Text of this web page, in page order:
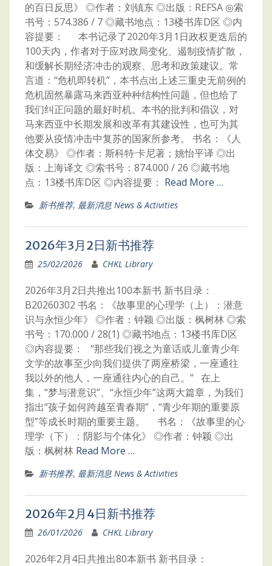
的百日反思》 ◎作者：刘镇东 ◎出版：REFSA ◎索
书号：574.386 / 7 ◎藏书地点：13楼书库D区 ◎内
容提要： 本书记录了2020年3月1日政权更迭后的
100天内，作者对于应对政局变化、遏制疫情扩散，
和缓解长期经济冲击的观察、思考和政策建议。常
言道：“危机即转机”，本书点出上述三重史无前例的
危机固然暴露马来西亚种种结构性问题，但也给了
我们纠正问题的最好时机。本书的批判和倡议，对
马来西亚中长期发展和改革有其建设性，也可为其
他要从疫情冲击中复苏的国家所参考。 书名：《人
体交易》 ◎作者：斯科特·卡尼著；姚怡平译 ◎出
版：上海译文 ◎索书号：874.000 / 26 ◎藏书地
点：13楼书库D区 ◎内容提要： Read More …
新书推荐, 最新消息 News & Activities
2026年3月2日新书推荐
25/02/2026 CHKL Library
2026年3月2日共推出100本新书 新书目录：
B20260302 书名：《故事里的心理学（上）：潜意
识与永恒少年》 ◎作者：钟颖 ◎出版：枫树林 ◎索
书号：170.000 / 28(1) ◎藏书地点：13楼书库D区
◎内容提要： “那些我们视之为童话或儿童青少年
文学的故事至少向我们提供了两座桥梁，一座通往
我以外的他人，一座通往内心的自己。” 在上
集，“梦与潜意识”、“永恒少年”这两大篇章，为我们
指出“孩子如何跨越至青春期”，“青少年期的重要原
型”等成长时期的重要主题。 书名：《故事里的心
理学（下）：阴影与个体化》 ◎作者：钟颖 ◎出
版：枫树林 Read More …
新书推荐, 最新消息 News & Activities
2026年2月4日新书推荐
26/01/2026 CHKL Library
2026年2月4日共推出80本新书 新书目录：